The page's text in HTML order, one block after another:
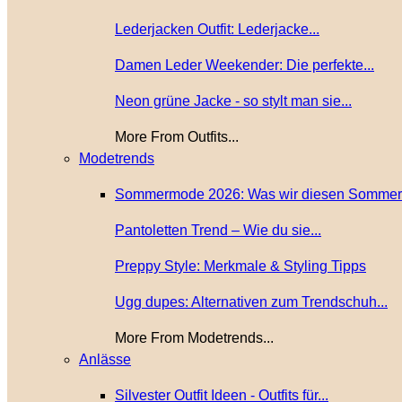
Lederjacken Outfit: Lederjacke...
Damen Leder Weekender: Die perfekte...
Neon grüne Jacke - so stylt man sie...
More From Outfits...
Modetrends
Sommermode 2026: Was wir diesen
Pantoletten Trend – Wie du sie...
Preppy Style: Merkmale & Styling Tipps
Ugg dupes: Alternativen zum Trendschuh...
More From Modetrends...
Anlässe
Silvester Outfit Ideen - Outfits für...